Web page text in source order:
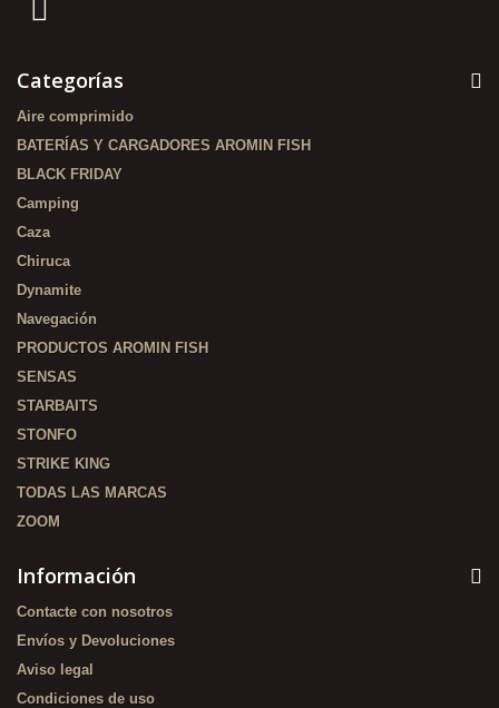
Categorías
Aire comprimido
BATERÍAS Y CARGADORES AROMIN FISH
BLACK FRIDAY
Camping
Caza
Chiruca
Dynamite
Navegación
PRODUCTOS AROMIN FISH
SENSAS
STARBAITS
STONFO
STRIKE KING
TODAS LAS MARCAS
ZOOM
Información
Contacte con nosotros
Envíos y Devoluciones
Aviso legal
Condiciones de uso